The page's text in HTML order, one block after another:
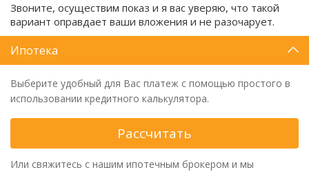
Звоните, осуществим показ и я вас уверяю, что такой
вариант оправдает ваши вложения и не разочарует.
Ипотека
Выберите удобный для Вас платеж с помощью простого в
использовании кредитного калькулятора.
Рассчитать
Или свяжитесь с нашим ипотечным брокером и мы